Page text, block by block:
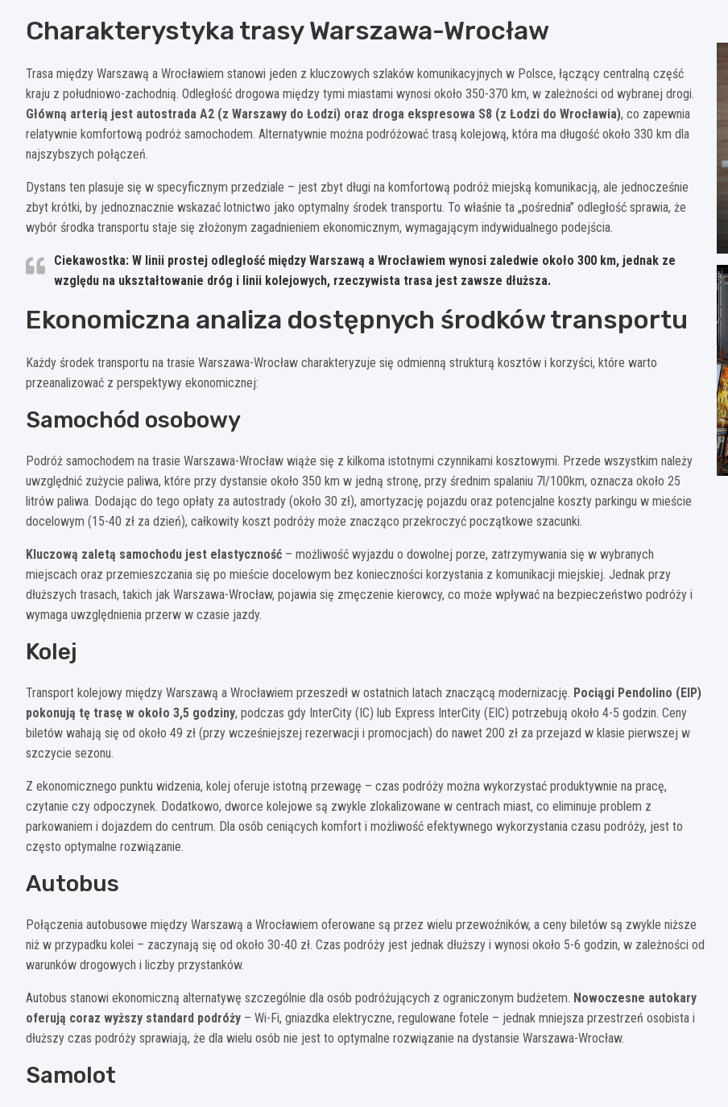
Charakterystyka trasy Warszawa-Wrocław
Trasa między Warszawą a Wrocławiem stanowi jeden z kluczowych szlaków komunikacyjnych w Polsce, łączący centralną część
kraju z południowo-zachodnią. Odległość drogowa między tymi miastami wynosi około 350-370 km, w zależności od wybranej drogi.
Główną arterią jest autostrada A2 (z Warszawy do Łodzi) oraz droga ekspresowa S8 (z Łodzi do Wrocławia), co zapewnia
relatywnie komfortową podróż samochodem. Alternatywnie można podróżować trasą kolejową, która ma długość około 330 km dla
najszybszych połączeń.
Dystans ten plasuje się w specyficznym przedziale – jest zbyt długi na komfortową podróż miejską komunikacją, ale jednocześnie
zbyt krótki, by jednoznacznie wskazać lotnictwo jako optymalny środek transportu. To właśnie ta „pośrednia” odległość sprawia, że
wybór środka transportu staje się złożonym zagadnieniem ekonomicznym, wymagającym indywidualnego podejścia.
Ciekawostka: W linii prostej odległość między Warszawą a Wrocławiem wynosi zaledwie około 300 km, jednak ze
względu na ukształtowanie dróg i linii kolejowych, rzeczywista trasa jest zawsze dłuższa.
Ekonomiczna analiza dostępnych środków transportu
Każdy środek transportu na trasie Warszawa-Wrocław charakteryzuje się odmienną strukturą kosztów i korzyści, które warto
przeanalizować z perspektywy ekonomicznej:
Samochód osobowy
Podróż samochodem na trasie Warszawa-Wrocław wiąże się z kilkoma istotnymi czynnikami kosztowymi. Przede wszystkim należy
uwzględnić zużycie paliwa, które przy dystansie około 350 km w jedną stronę, przy średnim spalaniu 7l/100km, oznacza około 25
litrów paliwa. Dodając do tego opłaty za autostrady (około 30 zł), amortyzację pojazdu oraz potencjalne koszty parkingu w mieście
docelowym (15-40 zł za dzień), całkowity koszt podróży może znacząco przekroczyć początkowe szacunki.
Kluczową zaletą samochodu jest elastyczność – możliwość wyjazdu o dowolnej porze, zatrzymywania się w wybranych
miejscach oraz przemieszczania się po mieście docelowym bez konieczności korzystania z komunikacji miejskiej. Jednak przy
dłuższych trasach, takich jak Warszawa-Wrocław, pojawia się zmęczenie kierowcy, co może wpływać na bezpieczeństwo podróży i
wymaga uwzględnienia przerw w czasie jazdy.
Kolej
Transport kolejowy między Warszawą a Wrocławiem przeszedł w ostatnich latach znaczącą modernizację. Pociągi Pendolino (EIP)
pokonują tę trasę w około 3,5 godziny, podczas gdy InterCity (IC) lub Express InterCity (EIC) potrzebują około 4-5 godzin. Ceny
biletów wahają się od około 49 zł (przy wcześniejszej rezerwacji i promocjach) do nawet 200 zł za przejazd w klasie pierwszej w
szczycie sezonu.
Z ekonomicznego punktu widzenia, kolej oferuje istotną przewagę – czas podróży można wykorzystać produktywnie na pracę,
czytanie czy odpoczynek. Dodatkowo, dworce kolejowe są zwykle zlokalizowane w centrach miast, co eliminuje problem z
parkowaniem i dojazdem do centrum. Dla osób ceniących komfort i możliwość efektywnego wykorzystania czasu podróży, jest to
często optymalne rozwiązanie.
Autobus
Połączenia autobusowe między Warszawą a Wrocławiem oferowane są przez wielu przewoźników, a ceny biletów są zwykle niższe
niż w przypadku kolei – zaczynają się od około 30-40 zł. Czas podróży jest jednak dłuższy i wynosi około 5-6 godzin, w zależności od
warunków drogowych i liczby przystanków.
Autobus stanowi ekonomiczną alternatywę szczególnie dla osób podróżujących z ograniczonym budżetem. Nowoczesne autokary
oferują coraz wyższy standard podróży – Wi-Fi, gniazdka elektryczne, regulowane fotele – jednak mniejsza przestrzeń osobista i
dłuższy czas podróży sprawiają, że dla wielu osób nie jest to optymalne rozwiązanie na dystansie Warszawa-Wrocław.
Samolot